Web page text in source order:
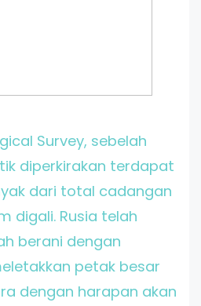
Survey, sebelah
diperkirakan terdapat
dari total cadangan
digali. Rusia telah
berani dengan
petak besar
dengan harapan akan